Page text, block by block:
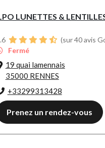
LUNETTES &
(sur 40 avis
Fermé
19 quai lamennais
35000 RENNES
+33299313428
Prenez un rendez-vous